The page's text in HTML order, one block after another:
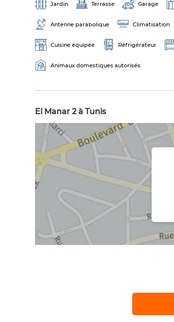
Jardin Terrasse Garage
Antenne parabolique Climatisation
Cuisine équipée Réfrigérateur
Animaux domestiques autorisés
El Manar 2 à Tunis